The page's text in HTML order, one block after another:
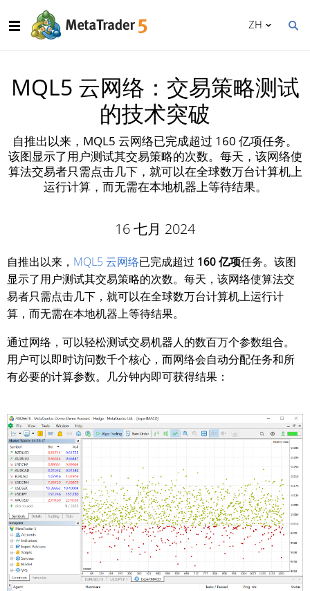
ZH
MQL5 云网络：交易策略测试
的技术突破
自推出以来，MQL5 云网络已完成超过 160 亿项任务。
该图显示了用户测试其交易策略的次数。每天，该网络使
算法交易者只需点击几下，就可以在全球数万台计算机上
运行计算，而无需在本地机器上等待结果。
16 七月 2024
自推出以来， MQL5 云网络已完成超过 160 亿项任务。该图
显示了用户测试其交易策略的次数。每天，该网络使算法交
易者只需点击几下，就可以在全球数万台计算机上运行计
算，而无需在本地机器上等待结果。
通过网络，可以轻松测试交易机器人的数百万个参数组合。
用户可以即时访问数千个核心，而网络会自动分配任务和所
有必要的计算参数。几分钟内即可获得结果：